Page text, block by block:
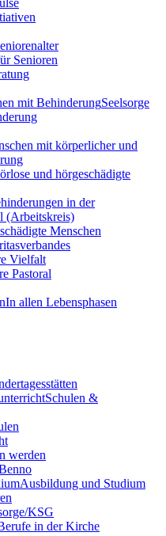
Senioren
Seelsorge
mit körperlicher und
und hörgeschädigte
in der
(Arbeitskreis)
Menschen
Vielfalt
Pastoral
In allen Lebensphasen
Schulen &
werden
Ausbildung und Studium
KSG
in der Kirche